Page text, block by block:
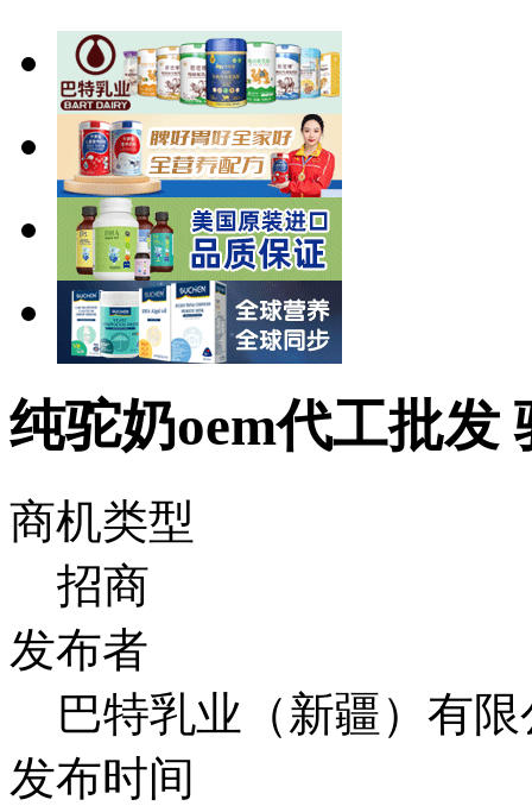
纯驼奶oem代工批发
商机类型
招商
发布者
巴特乳业（新疆）有
发布时间